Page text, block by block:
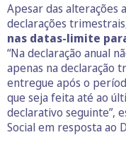
Apesar das alterações
declarações
nas datas-limite
“Na declaração anual
apenas na declaração
entregue após o
que seja feita até ao
declarativo seguinte”,
Social em resposta ao